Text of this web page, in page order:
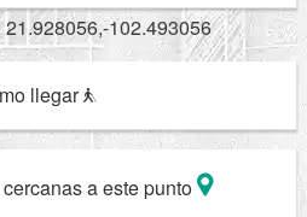
102.493056
llegar
a este punto